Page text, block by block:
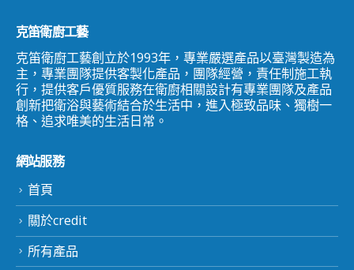
克笛衛廚工藝
克笛衛廚工藝創立於1993年，專業嚴選產品以臺灣製造為
主，專業團隊提供客製化產品，團隊經營，責任制施工執
行，提供客戶優質服務在衛廚相關設計有專業團隊及產品
創新把衛浴與藝術結合於生活中，進入極致品味、獨樹一
格、追求唯美的生活日常。
網站服務
首頁
關於credit
所有產品